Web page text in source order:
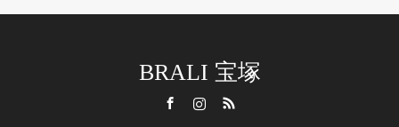
BRALI 宝塚